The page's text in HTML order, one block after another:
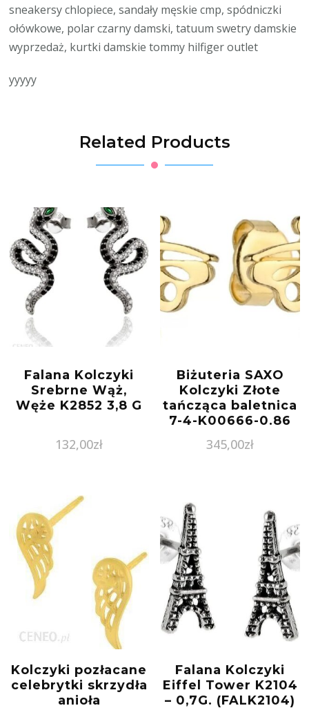
sneakersy chlopiece, sandały męskie cmp, spódniczki
ołówkowe, polar czarny damski, tatuum swetry damskie
wyprzedaż, kurtki damskie tommy hilfiger outlet
yyyyy
Related Products
Falana Kolczyki
Srebrne Wąż,
Węże K2852 3,8 G
132,00zł
Biżuteria SAXO
Kolczyki Złote
tańcząca baletnica
7-4-K00666-0.86
345,00zł
Kolczyki pozłacane
celebrytki skrzydła
anioła
Falana Kolczyki
Eiffel Tower K2104
– 0,7G. (FALK2104)